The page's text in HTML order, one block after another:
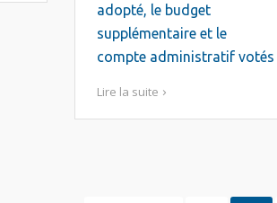
adopté, le budget
supplémentaire et le
compte administratif votés
Lire la suite